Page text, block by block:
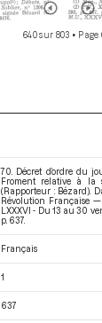
640 sur 803 • Page
70. Décret d’ordre du
Froment relative à la
(Rapporteur : Bézard).
Révolution Française —
LXXXVI - Du 13 au 30
p. 637.
Français
1
637